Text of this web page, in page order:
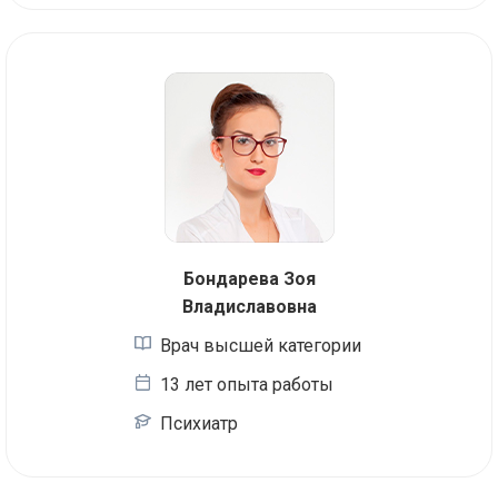
Бондарева Зоя
Владиславовна
Врач высшей категории
13 лет опыта работы
Психиатр